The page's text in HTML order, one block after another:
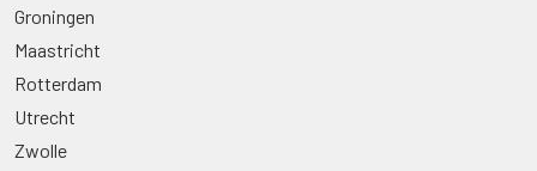
Groningen
Maastricht
Rotterdam
Utrecht
Zwolle